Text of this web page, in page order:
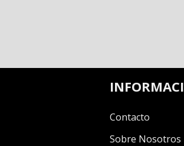
Contacto
Sobre Nosotros